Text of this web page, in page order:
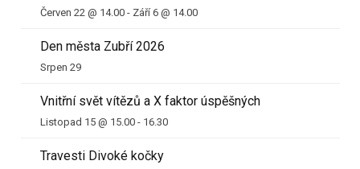
Červen 22 @ 14.00 - Září 6 @ 14.00
Den města Zubří 2026
Srpen 29
Vnitřní svět vítězů a X faktor úspěšných
Listopad 15 @ 15.00 - 16.30
Travesti Divoké kočky